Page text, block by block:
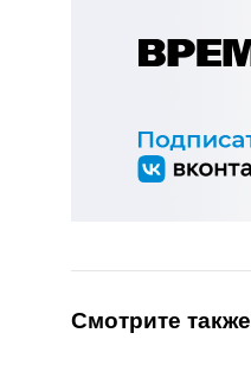
Смотрите также